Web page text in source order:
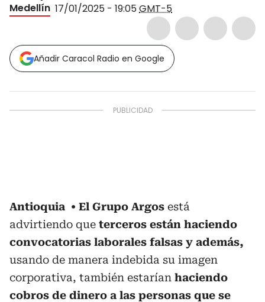
Medellín 17/01/2025 - 19:05GMT-5
Añadir Caracol Radio en Google
Antioquia El Grupo Argos está
advirtiendo que terceros están haciendo
convocatorias laborales falsas y además,
usando de manera indebida su imagen
corporativa, también estarían haciendo
cobros de dinero a las personas que se